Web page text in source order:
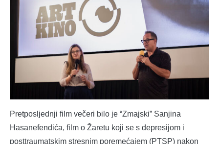
Pretposljednji film večeri bilo je “Zmajski” Sanjina
Hasanefendića, film o Žaretu koji se s depresijom i
posttraumatskim stresnim poremećajem (PTSP) nakon